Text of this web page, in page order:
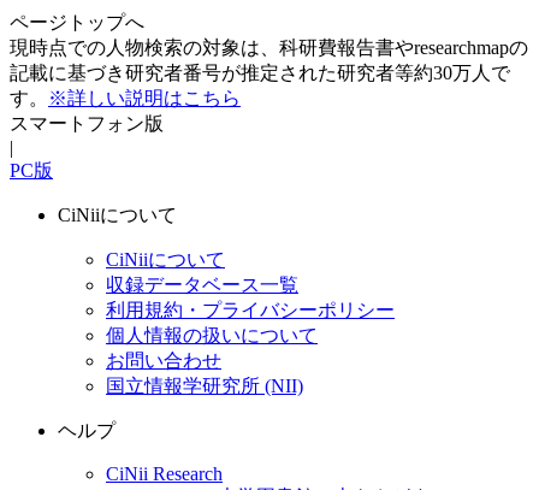
ページトップへ
現時点での人物検索の対象は、科研費報告書やresearchmapの
記載に基づき研究者番号が推定された研究者等約30万人で
す。
※詳しい説明はこちら
スマートフォン版
|
PC版
CiNiiについて
CiNiiについて
収録データベース一覧
利用規約・プライバシーポリシー
個人情報の扱いについて
お問い合わせ
国立情報学研究所 (NII)
ヘルプ
CiNii Research